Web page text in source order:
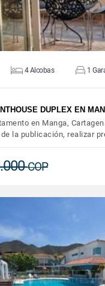
4 Alcobas 1
DUPLEX EN
en Manga,
la publicación, realizar
COP
VER DETALLES